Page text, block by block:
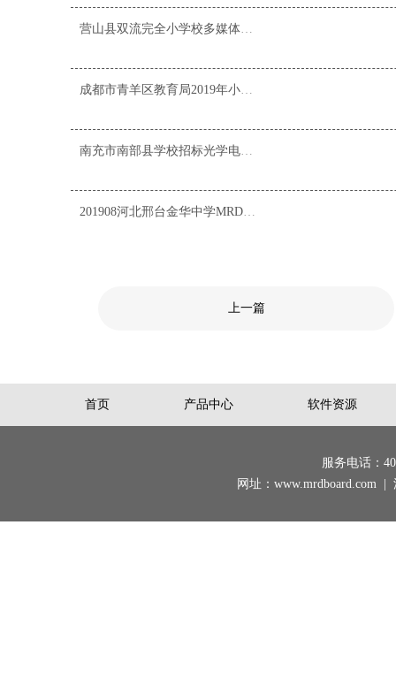
营山县双流完全小学校多媒体教室采购项目
成都市青羊区教育局2019年小学电教设备更新（二期）政府集中采购项目
南充市南部县学校招标光学电子白板MRD-G82 52套
201908河北邢台金华中学MRD-G82、MRD-A500 40套
上一篇
首页 产品中心 软件资源
服务电话：
网址：www.mrdboard.com